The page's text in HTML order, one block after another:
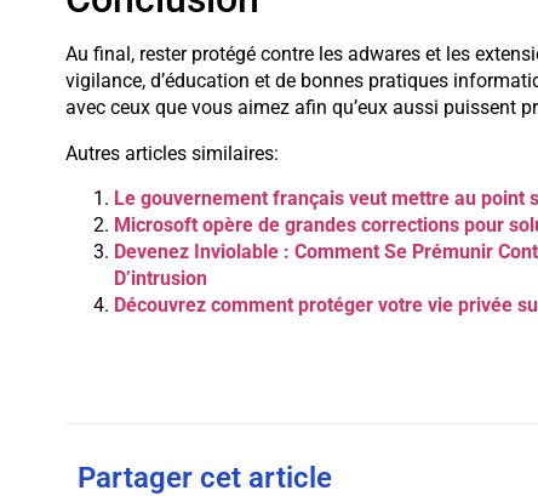
Au final, rester protégé contre les adwares et les
vigilance, d’éducation et de bonnes pratiques
avec ceux que vous aimez afin qu’eux aussi puissent
Autres articles similaires:
Le gouvernement français veut mettre au point
Microsoft opère de grandes corrections pour
Devenez Inviolable : Comment Se Prémunir
D’intrusion
Découvrez comment protéger votre vie privée
Partager cet article